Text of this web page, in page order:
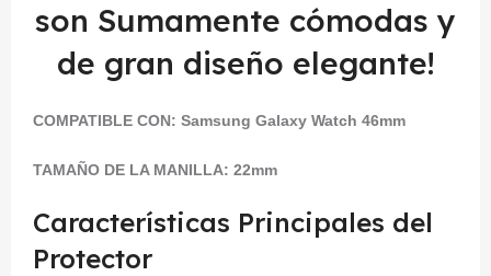
son Sumamente cómodas y
de gran diseño elegante!
COMPATIBLE CON: Samsung Galaxy Watch 46mm
TAMAÑO DE LA MANILLA: 22mm
Características Principales del
Protector